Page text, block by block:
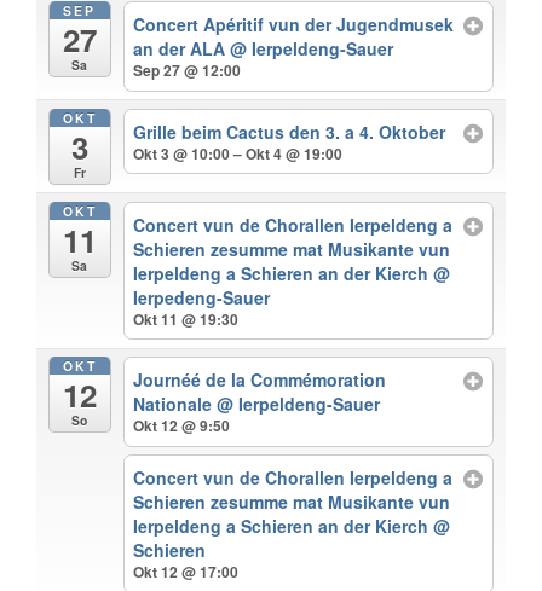
SEP
27
Sa
Concert Apéritif vun der Jugendmusek
an der ALA@ Ierpeldeng-Sauer
Sep 27 @ 12:00
OKT
3
Fr
Grille beim Cactus den 3. a 4. Oktober
Okt 3 @ 10:00 – Okt 4 @ 19:00
OKT
11
Sa
Concert vun de Chorallen Ierpeldeng a
Schieren zesumme mat Musikante vun
Ierpeldeng a Schieren an der Kierch@
Ierpedeng-Sauer
Okt 11 @ 19:30
OKT
12
So
Journéé de la Commémoration
Nationale@ Ierpeldeng-Sauer
Okt 12 @ 9:50
Concert vun de Chorallen Ierpeldeng a
Schieren zesumme mat Musikante vun
Ierpeldeng a Schieren an der Kierch@
Schieren
Okt 12 @ 17:00